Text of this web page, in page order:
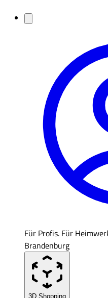
Für Profis. Für
Brandenburg
3D Shopping